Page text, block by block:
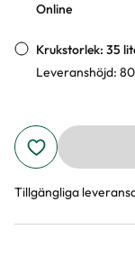
Online
Krukstorlek: 35
Leveranshöjd:
Tillgängliga